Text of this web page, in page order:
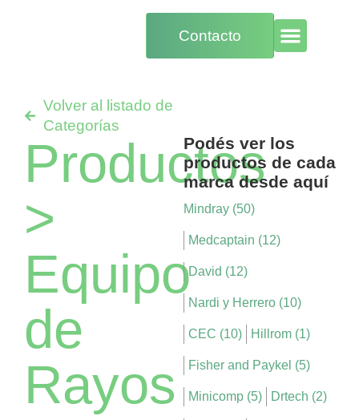
Contacto
Volver al listado de
Categorías
Productos
>
Equipo
de
Rayos
Podés ver los
productos de cada
marca desde aquí
Mindray (50)
Medcaptain (12)
David (12)
Nardi y Herrero (10)
CEC (10) Hillrom (1)
Fisher and Paykel (5)
Minicomp (5) Drtech (2)